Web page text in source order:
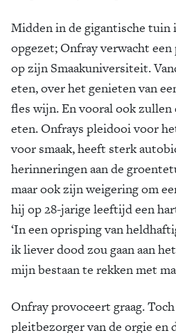
Midden in de gigantische tuin
opgezet; Onfray verwacht
op zijn Smaakuniversiteit.
eten, over het genieten van
fles wijn. En vooral ook zullen
eten. Onfrays pleidooi voor
voor smaak, heeft sterk
herinneringen aan de
maar ook zijn weigering om
hij op 28-jarige leeftijd een
‘In een oprisping van
ik liever dood zou gaan aan
mijn bestaan te rekken met
Onfray provoceert graag.
pleitbezorger van de orgie